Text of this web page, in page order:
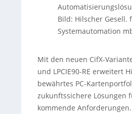
Bild: Hilscher Gesell.
Systemautomation
Mit den neuen CifX-
und LPCIE90-RE erweitert
bewährtes PC-
zukunftssichere Lösungen
kommende